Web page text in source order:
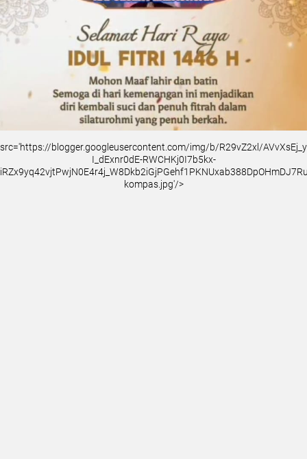
src='https://blogger.googleusercontent.com/img/b/R29vZ2xl/
I_dExnr0dE-RWCHKj0I7b5kx-
kompas.jpg'/>